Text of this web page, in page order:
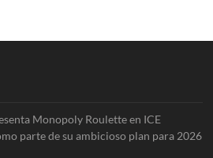
Monopoly Roulette en ICE
parte de su ambicioso plan para 2026